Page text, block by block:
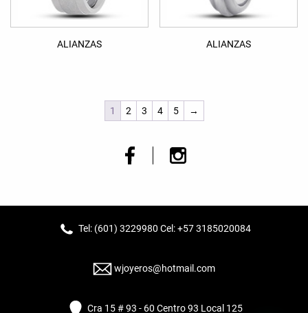
ALIANZAS ALIANZAS
1 2 3 4 5 →
Tel: (601) 3229980 Cel: +57 3185020084
wjoyeros@hotmail.com
Cra 15 # 93 - 60 Centro 93 Local 125